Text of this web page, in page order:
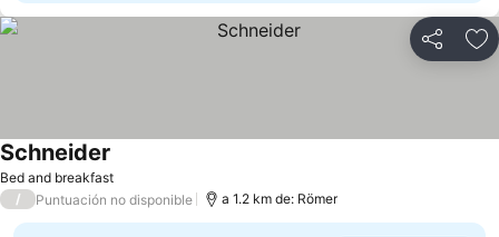
Compartir
Bed and breakfast
Schneider
/ Puntuación no disponible a 1.2 km de: Römer